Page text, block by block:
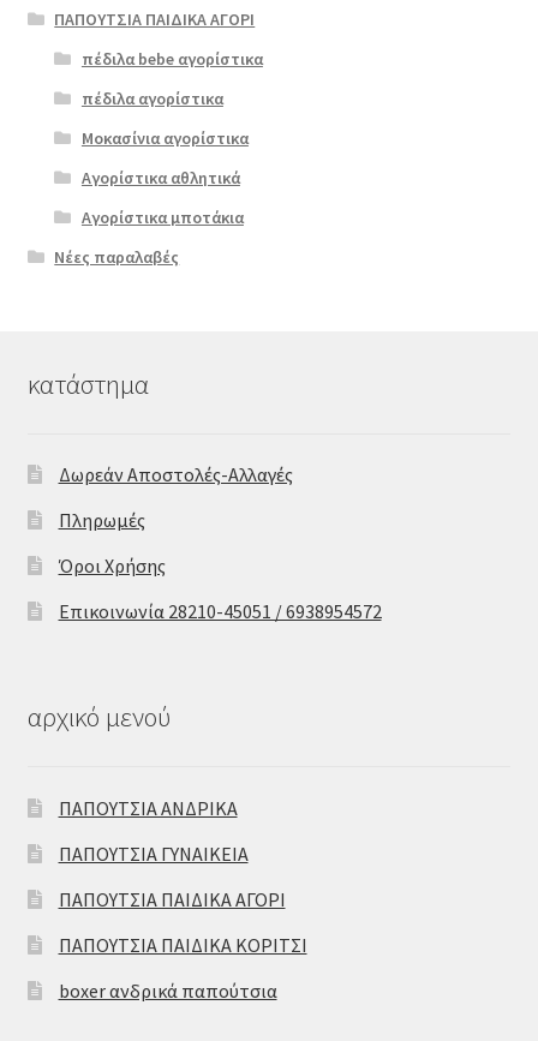
ΠΑΠΟΥΤΣΙΑ ΠΑΙΔΙΚΑ ΑΓΟΡΙ
πέδιλα bebe αγορίστικα
πέδιλα αγορίστικα
Μοκασίνια αγορίστικα
Αγορίστικα αθλητικά
Αγορίστικα μποτάκια
Νέες παραλαβές
κατάστημα
Δωρεάν Αποστολές-Αλλαγές
Πληρωμές
Όροι Χρήσης
Επικοινωνία 28210-45051 / 6938954572
αρχικό μενού
ΠΑΠΟΥΤΣΙΑ ΑΝΔΡΙΚΑ
ΠΑΠΟΥΤΣΙΑ ΓΥΝΑΙΚΕΙΑ
ΠΑΠΟΥΤΣΙΑ ΠΑΙΔΙΚΑ ΑΓΟΡΙ
ΠΑΠΟΥΤΣΙΑ ΠΑΙΔΙΚΑ ΚΟΡΙΤΣΙ
boxer ανδρικά παπούτσια